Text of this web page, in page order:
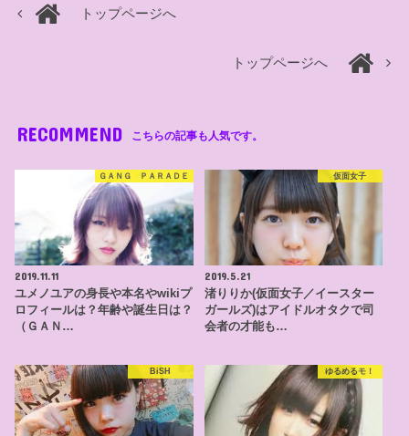
トップページへ
トップページへ
RECOMMEND こちらの記事も人気です。
ＧＡＮＧ ＰＡＲＡＤＥ
2019.11.11
ユメノユアの身長や本名やwikiプ
ロフィールは？年齢や誕生日は？
（ＧＡＮ…
仮面女子
2019.5.21
渚りりか(仮面女子／イースター
ガールズ)はアイドルオタクで司
会者の才能も…
BiSH ゆるめるモ！